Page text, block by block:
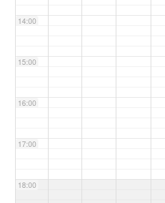
14:00
15:00
16:00
17:00
18:00